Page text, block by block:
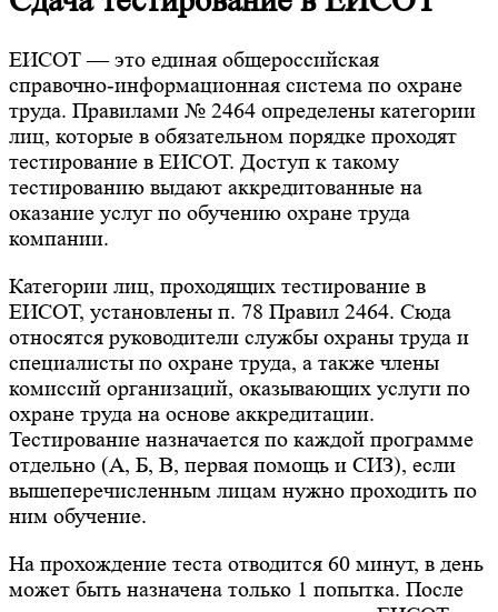
ЕИСОТ — это единая общероссийская
справочно-информационная система по охране
труда. Правилами № 2464 определены категории
лиц, которые в обязательном порядке проходят
тестирование в ЕИСОТ. Доступ к такому
тестированию выдают аккредитованные на
оказание услуг по обучению охране труда
компании.
Категории лиц, проходящих тестирование в
ЕИСОТ, установлены п. 78 Правил 2464. Сюда
относятся руководители службы охраны труда и
специалисты по охране труда, а также члены
комиссий организаций, оказывающих услуги по
охране труда на основе аккредитации.
Тестирование назначается по каждой программе
отдельно (А, Б, В, первая помощь и СИЗ), если
вышеперечисленным лицам нужно проходить по
ним обучение.
На прохождение теста отводится 60 минут, в день
может быть назначена только 1 попытка. После